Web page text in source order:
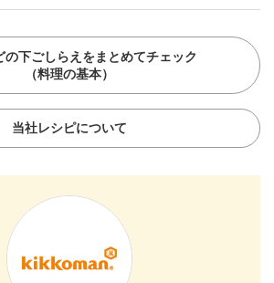
の下ごしらえをまとめてチェック
（料理の基本）
当社レシピについて